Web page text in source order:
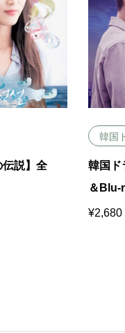
伝説】全
韓国
韓国
＆Blu-
¥2,680